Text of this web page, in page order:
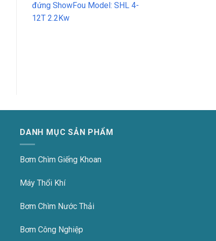
đứng ShowFou Model: SHL 4-
12T 2.2Kw
DANH MỤC SẢN PHẨM
Bơm Chìm Giếng Khoan
Máy Thổi Khí
Bơm Chìm Nước Thải
Bơm Công Nghiệp